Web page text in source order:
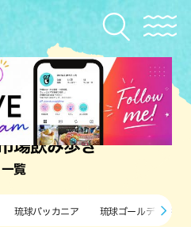
場飲み歩き
一覧
琉球バッカニア 琉球ゴールデンキン